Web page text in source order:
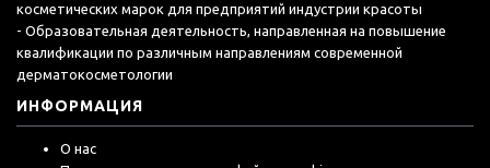
косметических марок для предприятий индустрии красоты
- Образовательная деятельность, направленная на повышение
квалификации по различным направлениям современной
дерматокосметологии
ИНФОРМАЦИЯ
О нас